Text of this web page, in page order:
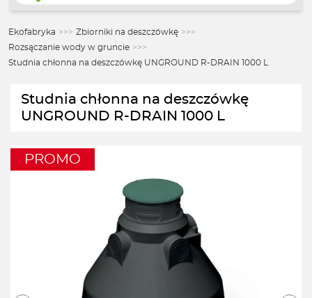
Ekofabryka >>> Zbiorniki na deszczówkę >>>
Rozsączanie wody w gruncie >>>
Studnia chłonna na deszczówkę UNGROUND R-DRAIN 1000 L
Studnia chłonna na deszczówkę
UNGROUND R-DRAIN 1000 L
PROMO